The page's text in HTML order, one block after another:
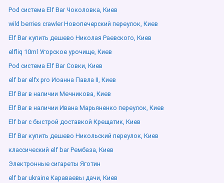
Pod система Elf Bar Чоколовка, Киев
wild berries crawler Новопечерский переулок, Киев
Elf Bar купить дешево Николая Раевского, Киев
elfliq 10ml Угорское урочище, Киев
Pod система Elf Bar Совки, Киев
elf bar elfx pro Иоанна Павла ІІ, Киев
Elf Bar в наличии Мечникова, Киев
Elf Bar в наличии Ивана Марьяненко переулок, Киев
Elf bar с быстрой доставкой Крещатик, Киев
Elf Bar купить дешево Никольский переулок, Киев
классический elf bar Рембаза, Киев
Электронные сигареты Яготин
elf bar ukraine Караваевы дачи, Киев